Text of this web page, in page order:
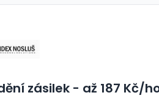
zásilek - až 187 Kč/